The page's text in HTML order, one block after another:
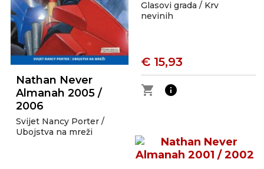
Nathan Never
Almanah 2005 /
2006
Svijet Nancy Porter /
Ubojstva na mreži
Glasovi grada / Krv
nevinih
€ 15,93
shopping_cart
info